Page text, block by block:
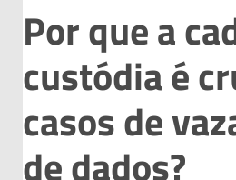
Por que a
custódia é
casos de
de dados?